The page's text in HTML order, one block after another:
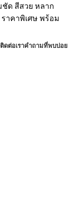
ชัด สีสวย หลาก
ราคาพิเศษ พร้อม
ติดต่อเราคำถามที่พบบ่อย